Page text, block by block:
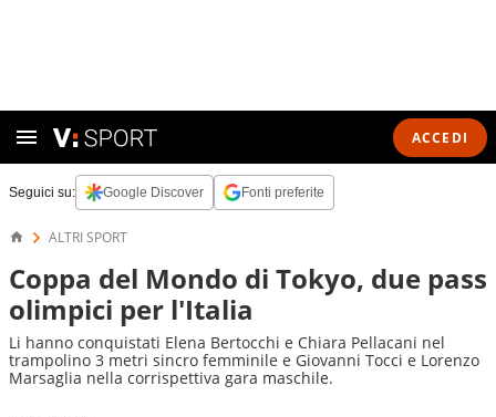
ACCEDI
Seguici su: Google Discover Fonti preferite
ALTRI SPORT
Coppa del Mondo di Tokyo, due pass
olimpici per l'Italia
Li hanno conquistati Elena Bertocchi e Chiara Pellacani nel
trampolino 3 metri sincro femminile e Giovanni Tocci e Lorenzo
Marsaglia nella corrispettiva gara maschile.